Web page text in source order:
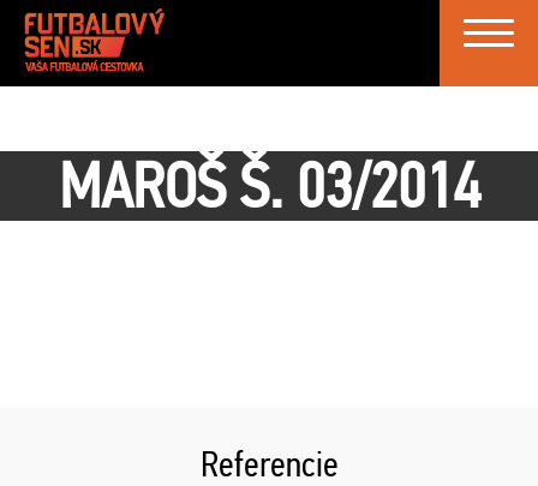
Toggle
MAROŠ Š. 03/2014
Referencie